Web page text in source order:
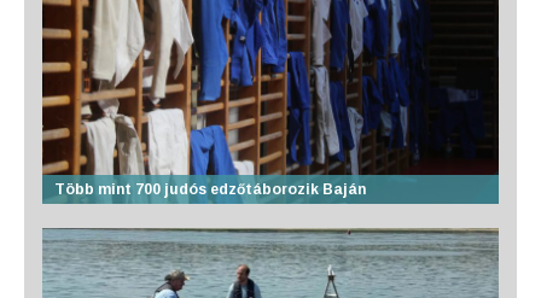
Több mint 700 judós edzőtáborozik Baján